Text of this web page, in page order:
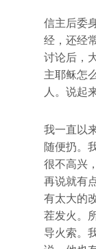
信主后委
经，还经
讨论后，
主耶稣怎
人。说起
我一直以
随便扔。
很不高兴
再说就有
有太大的
茬发火。
导火索。